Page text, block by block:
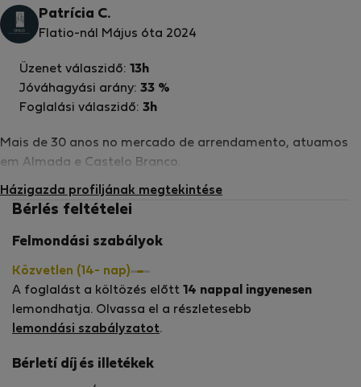
Patrícia C.
Flatio-nál Május óta 2024
Mais de 30 anos no mercado de arrendamento, atuamos
em Almada e Castelo Branco.
Házigazda profiljának megtekintése
Üzenet válaszidő: 13h
Jóváhagyási arány: 33 %
Foglalási válaszidő: 3h
Bérlés feltételei
Felmondási szabályok
Közvetlen (14- nap)
A foglalást a költözés előtt 14 nappal ingyenesen
lemondhatja. Olvassa el a részletesebb
lemondási szabályzatot.
Bérletí díj és illetékek